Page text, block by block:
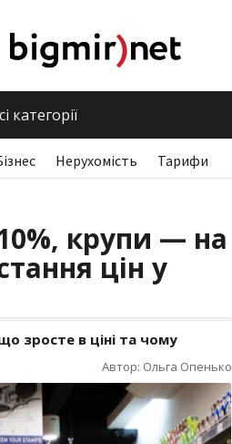
категорії
Нерухомість Тарифи
крупи — на
цін у
зросте в ціні та чому
Автор: Ольга Опенько